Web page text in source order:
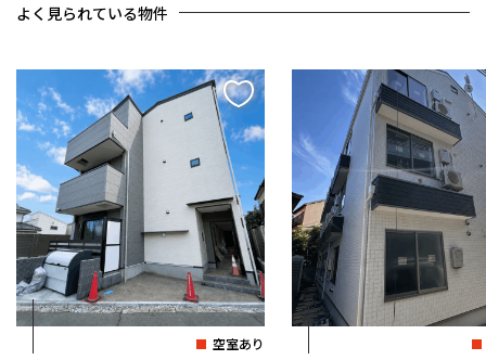
よく見られている物件
空室あり